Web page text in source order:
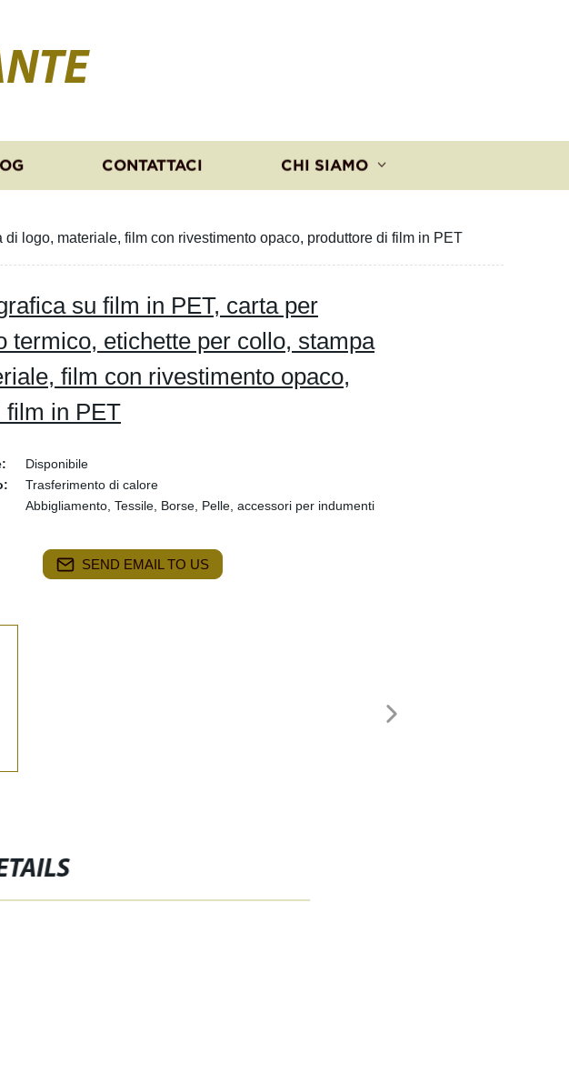
CONTATTACI CHI SIAMO
logo, materiale, film con rivestimento opaco, produttore di film in PET
su film in PET, carta per
termico, etichette per collo, stampa
film con rivestimento opaco,
film in PET
Disponibile
Trasferimento di calore
Abbigliamento, Tessile, Borse, Pelle, accessori per indumenti
SEND EMAIL TO US